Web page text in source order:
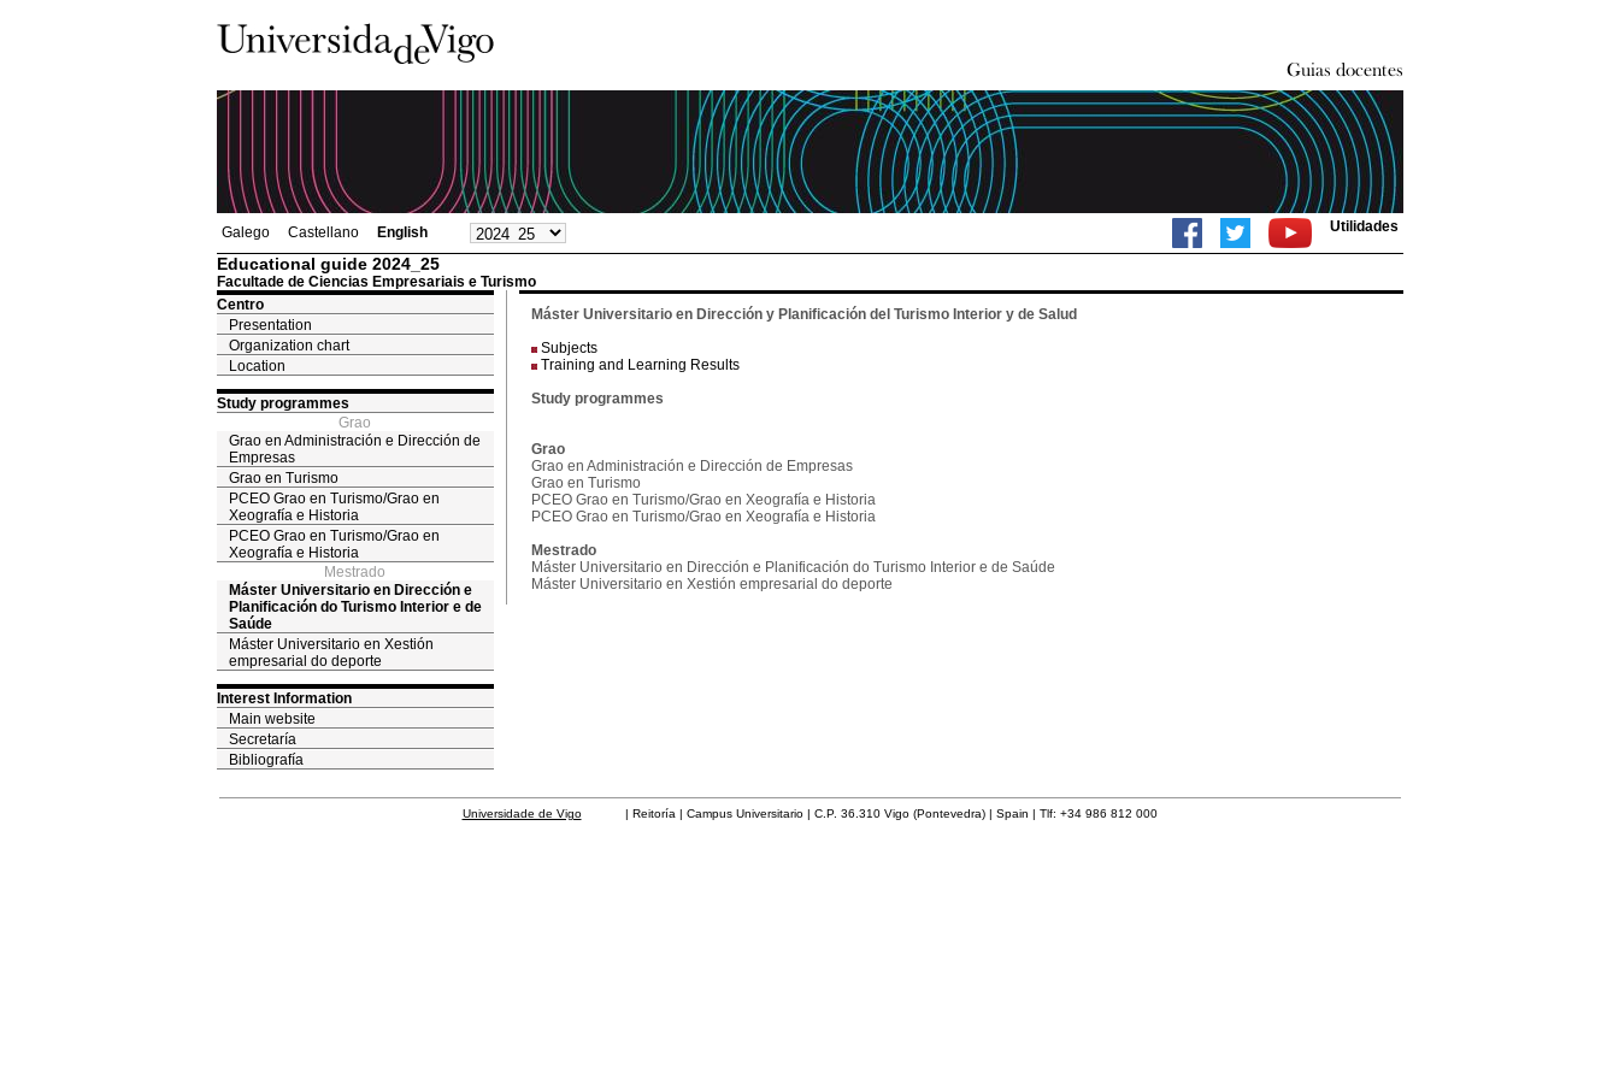
Galego Castellano English Utilidades
Educational guide 2024_25
Facultade de Ciencias Empresariais e Turismo
Centro
Presentation
Organization chart
Location
Study programmes
Grao
Grao en Administración e Dirección de
Empresas
Grao en Turismo
PCEO Grao en Turismo/Grao en
Xeografía e Historia
PCEO Grao en Turismo/Grao en
Xeografía e Historia
Mestrado
Máster Universitario en Dirección e
Planificación do Turismo Interior e de
Saúde
Máster Universitario en Xestión
empresarial do deporte
Interest Information
Main website
Secretaría
Bibliografía
Máster Universitario en Dirección y Planificación del Turismo Interior y de Salud
Subjects
Training and Learning Results
Study programmes
Grao
Grao en Administración e Dirección de Empresas
Grao en Turismo
PCEO Grao en Turismo/Grao en Xeografía e Historia
PCEO Grao en Turismo/Grao en Xeografía e Historia
Mestrado
Máster Universitario en Dirección e Planificación do Turismo Interior e de Saúde
Máster Universitario en Xestión empresarial do deporte
Universidade de Vigo| Reitoría | Campus Universitario | C.P. 36.310 Vigo (Pontevedra) | Spain | Tlf: +34 986 812 000